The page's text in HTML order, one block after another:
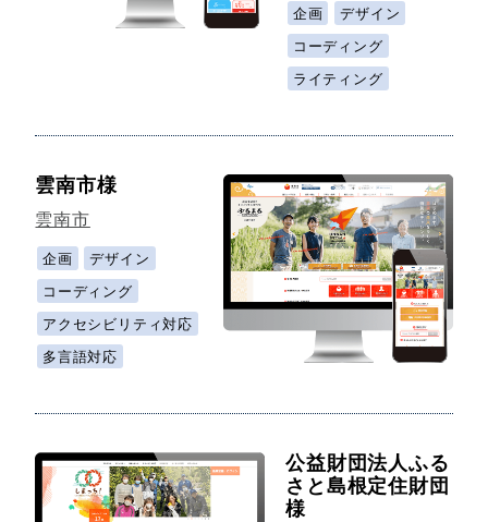
企画
デザイン
コーディング
ライティング
雲南市様
雲南市
企画
デザイン
コーディング
アクセシビリティ対応
多言語対応
公益財団法人ふる
さと島根定住財団
様